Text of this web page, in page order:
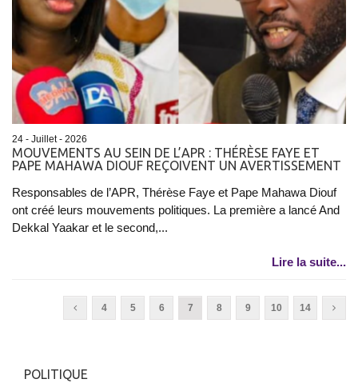
24 - Juillet - 2026
MOUVEMENTS AU SEIN DE L’APR : THÉRÈSE FAYE ET
PAPE MAHAWA DIOUF REÇOIVENT UN AVERTISSEMENT
Responsables de l’APR, Thérèse Faye et Pape Mahawa Diouf
ont créé leurs mouvements politiques. La première a lancé And
Dekkal Yaakar et le second,...
Lire la suite...
4 5 6 7 8 9 10 14
POLITIQUE